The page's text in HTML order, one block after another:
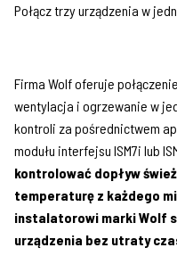
Połącz trzy urządzenia w
Firma Wolf oferuje
wentylacja i ogrzewanie w
kontroli za pośrednictwem
modułu interfejsu ISM7i lub
kontrolować dopływ
temperaturę z każdego
instalatorowi marki Wolf
urządzenia bez utraty